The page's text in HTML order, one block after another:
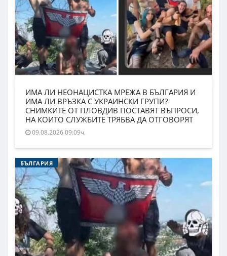
ИМА ЛИ НЕОНАЦИСТКА МРЕЖА В БЪЛГАРИЯ И
ИМА ЛИ ВРЪЗКА С УКРАИНСКИ ГРУПИ?
СНИМКИТЕ ОТ ПЛОВДИВ ПОСТАВЯТ ВЪПРОСИ,
НА КОИТО СЛУЖБИТЕ ТРЯБВА ДА ОТГОВОРЯТ
09.08.2026 09:09ч.
БЪЛГАРИЯ